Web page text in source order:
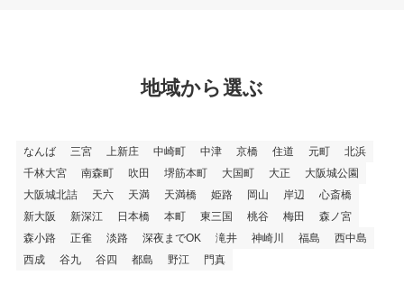
地域から選ぶ
なんば 三宮 上新庄 中崎町 中津 京橋 住道 元町
北浜
千林大宮
南森町 吹田 堺筋本町 大国町 大正
大阪城公園
大阪城北詰
天六 天満 天満橋 姫路 岡山 岸辺
心斎橋
新大阪
新深江 日本橋 本町 東三国 桃谷 梅田
森ノ宮
森小路
正雀 淡路 深夜までOK 滝井 神崎川 福島
西中島
西成
谷九 谷四 都島 野江 門真